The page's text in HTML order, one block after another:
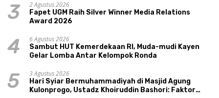
3
2 Agustus 2026
Fapet UGM Raih Silver Winner Media Relations
Award 2026
4
6 Agustus 2026
Sambut HUT Kemerdekaan RI, Muda-mudi Kayen
Gelar Lomba Antar Kelompok Ronda
5
3 Agustus 2026
Hari Syiar Bermuhammadiyah di Masjid Agung
Kulonprogo, Ustadz Khoiruddin Bashori: Faktor